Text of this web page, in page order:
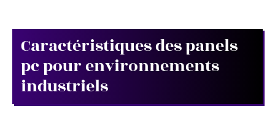
Caractéristiques des panels
pc pour environnements
industriels